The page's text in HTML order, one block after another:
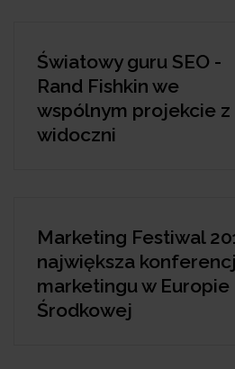
Światowy guru SEO -
Rand Fishkin we
wspólnym projekcie z
widoczni
Marketing Festiwal
największa
marketingu w Europie
Środkowej